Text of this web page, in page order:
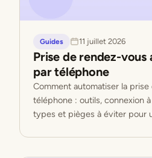
Guides 11 juillet 2026
Prise de rendez-
par téléphone
Comment automatiser la
téléphone : outils, connexion
types et pièges à éviter pour